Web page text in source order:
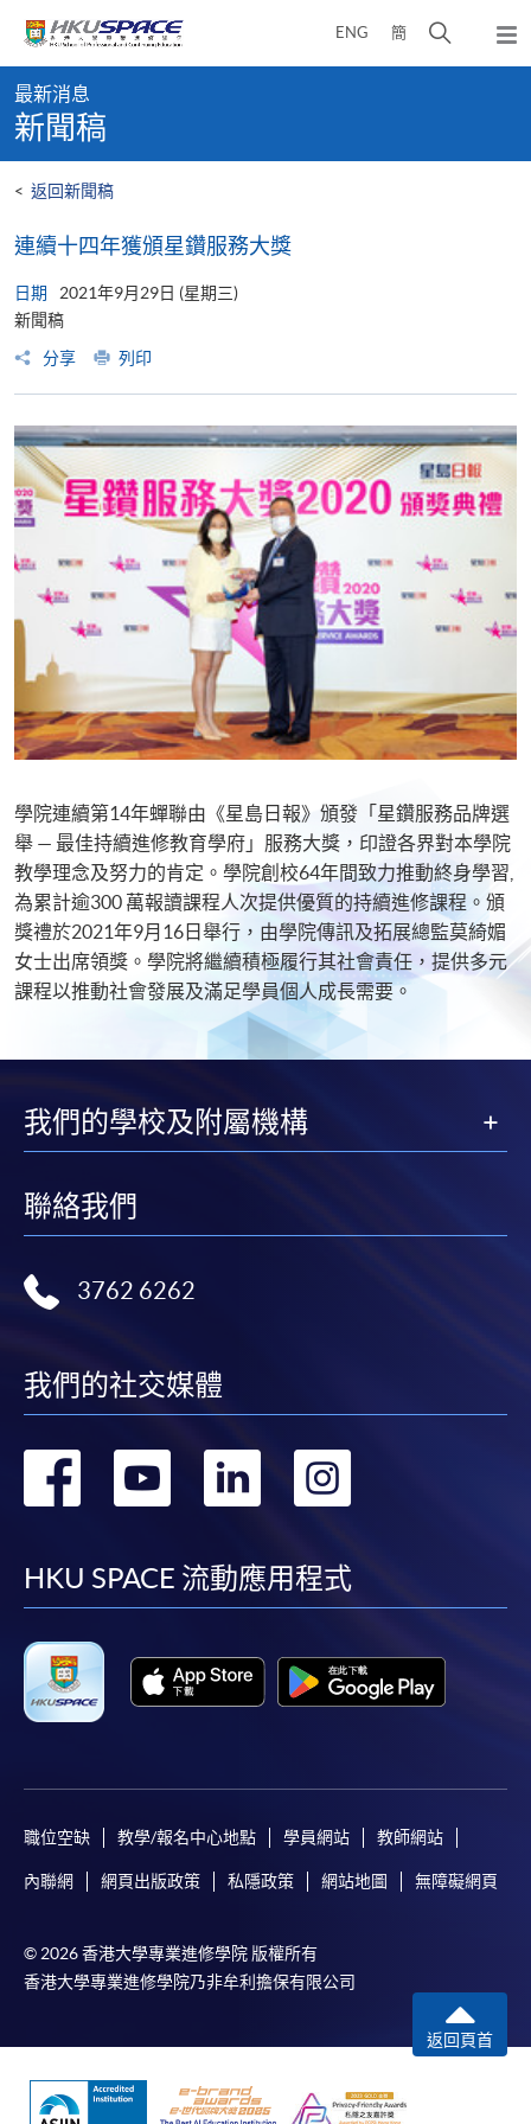
content
ENG 簡
開
彈
出
content
start
最新消息
新聞稿
< 返回新聞稿
連續十四年獲頒星鑽服務大獎
日期
2021年9月29日 (星期三)
新聞稿
分享
列印
學院連續第14年蟬聯由《星島日報》頒發「星鑽服務品牌選
舉 — 最佳持續進修教育學府」服務大獎，印證各界對本學院
教學理念及努力的肯定。學院創校64年間致力推動終身學習,
為累計逾300 萬報讀課程人次提供優質的持續進修課程。頒
獎禮於2021年9月16日舉行，由學院傳訊及拓展總監莫綺媚
女士出席領獎。學院將繼續積極履行其社會責任，提供多元
課程以推動社會發展及滿足學員個人成長需要。
我們的學校及附屬機構
聯絡我們
3762 6262
我們的社交媒體
轉
facebook
轉
youtube
轉
linkedin
轉
HKU SPACE 流動應用程式
職位空缺 教學/報名中心地點 學員網站 教師網站
內聯網 網頁出版政策 私隱政策 網站地圖 無障礙網頁
© 2026 香港大學專業進修學院 版權所有
香港大學專業進修學院乃非牟利擔保有限公司
返回頁首